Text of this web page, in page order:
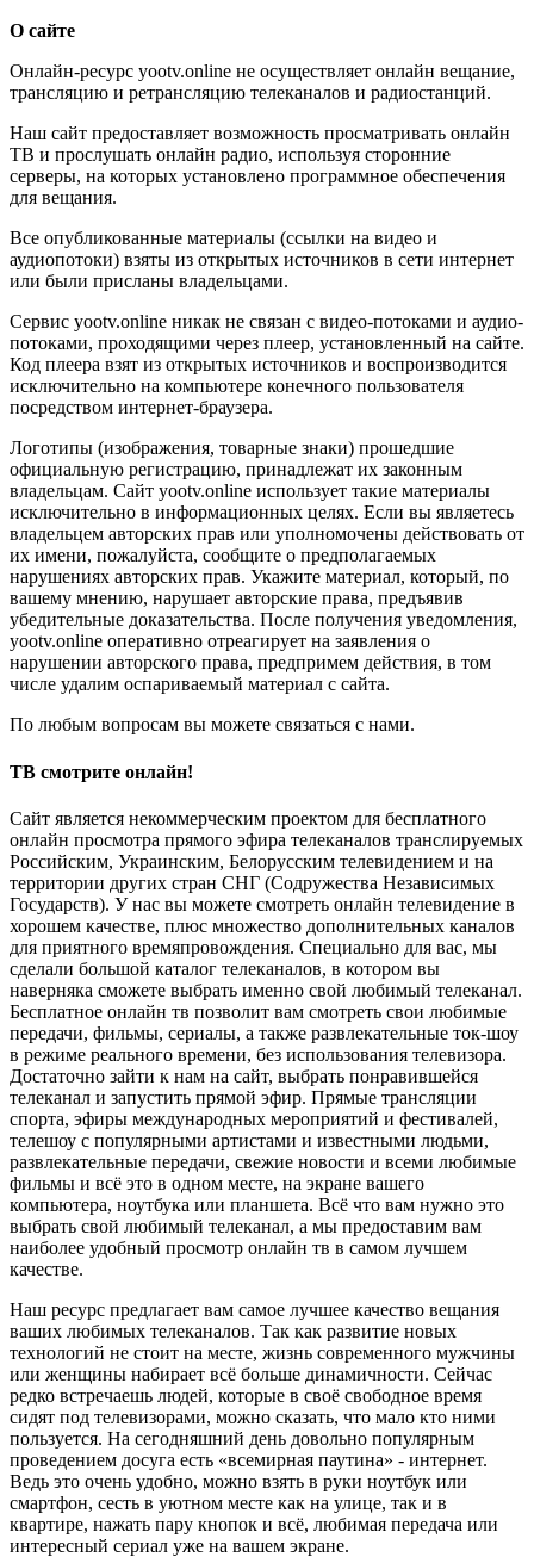
О сайте
Онлайн-ресурс yootv.online не осуществляет онлайн вещание,
трансляцию и ретрансляцию телеканалов и радиостанций.
Наш сайт предоставляет возможность просматривать онлайн
ТВ и прослушать онлайн радио, используя сторонние
серверы, на которых установлено программное обеспечения
для вещания.
Все опубликованные материалы (ссылки на видео и
аудиопотоки) взяты из открытых источников в сети интернет
или были присланы владельцами.
Сервис yootv.online никак не связан с видео-потоками и аудио-
потоками, проходящими через плеер, установленный на сайте.
Код плеера взят из открытых источников и воспроизводится
исключительно на компьютере конечного пользователя
посредством интернет-браузера.
Логотипы (изображения, товарные знаки) прошедшие
официальную регистрацию, принадлежат их законным
владельцам. Сайт yootv.online использует такие материалы
исключительно в информационных целях. Если вы являетесь
владельцем авторских прав или уполномочены действовать от
их имени, пожалуйста, сообщите о предполагаемых
нарушениях авторских прав. Укажите материал, который, по
вашему мнению, нарушает авторские права, предъявив
убедительные доказательства. После получения уведомления,
yootv.online оперативно отреагирует на заявления о
нарушении авторского права, предпримем действия, в том
числе удалим оспариваемый материал с сайта.
По любым вопросам вы можете связаться с нами.
ТВ смотрите онлайн!
Сайт является некоммерческим проектом для бесплатного
онлайн просмотра прямого эфира телеканалов транслируемых
Российским, Украинским, Белорусским телевидением и на
территории других стран СНГ (Содружества Независимых
Государств). У нас вы можете смотреть онлайн телевидение в
хорошем качестве, плюс множество дополнительных каналов
для приятного времяпровождения. Специально для вас, мы
сделали большой каталог телеканалов, в котором вы
наверняка сможете выбрать именно свой любимый телеканал.
Бесплатное онлайн тв позволит вам смотреть свои любимые
передачи, фильмы, сериалы, а также развлекательные ток-шоу
в режиме реального времени, без использования телевизора.
Достаточно зайти к нам на сайт, выбрать понравившейся
телеканал и запустить прямой эфир. Прямые трансляции
спорта, эфиры международных мероприятий и фестивалей,
телешоу с популярными артистами и известными людьми,
развлекательные передачи, свежие новости и всеми любимые
фильмы и всё это в одном месте, на экране вашего
компьютера, ноутбука или планшета. Всё что вам нужно это
выбрать свой любимый телеканал, а мы предоставим вам
наиболее удобный просмотр онлайн тв в самом лучшем
качестве.
Наш ресурс предлагает вам самое лучшее качество вещания
ваших любимых телеканалов. Так как развитие новых
технологий не стоит на месте, жизнь современного мужчины
или женщины набирает всё больше динамичности. Сейчас
редко встречаешь людей, которые в своё свободное время
сидят под телевизорами, можно сказать, что мало кто ними
пользуется. На сегодняшний день довольно популярным
проведением досуга есть «всемирная паутина» - интернет.
Ведь это очень удобно, можно взять в руки ноутбук или
смартфон, сесть в уютном месте как на улице, так и в
квартире, нажать пару кнопок и всё, любимая передача или
интересный сериал уже на вашем экране.